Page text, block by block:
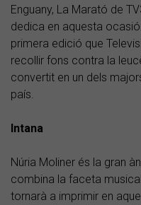
Enguany, La Marató de
dedica en aquesta
primera edició que
recollir fons contra la
convertit en un dels
país.
Intana
Núria Moliner és la gran
combina la faceta
tornarà a imprimir en